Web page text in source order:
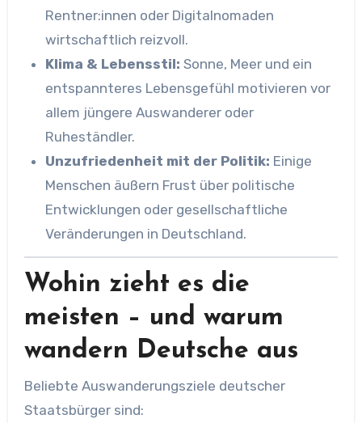
Rentner:innen oder Digitalnomaden
wirtschaftlich reizvoll.
Klima & Lebensstil: Sonne, Meer und ein
entspannteres Lebensgefühl motivieren vor
allem jüngere Auswanderer oder
Ruheständler.
Unzufriedenheit mit der Politik: Einige
Menschen äußern Frust über politische
Entwicklungen oder gesellschaftliche
Veränderungen in Deutschland.
Wohin zieht es die
meisten – und warum
wandern Deutsche aus
Beliebte Auswanderungsziele deutscher
Staatsbürger sind: